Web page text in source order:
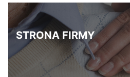
STRONA FIRMY